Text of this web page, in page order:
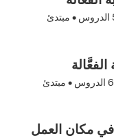
الدروس • مبتدئ
6 الدروس • مبتدئ
في مكان العمل